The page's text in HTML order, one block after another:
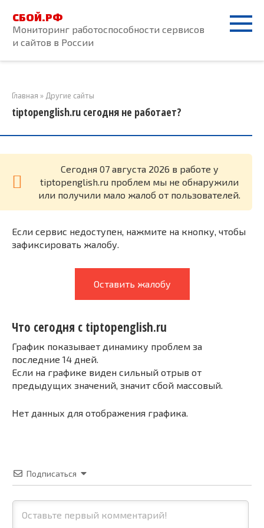
контенту
СБОЙ.РФ
Мониторинг работоспособности сервисов
и сайтов в России
Главная » Другие сайты
tiptopenglish.ru сегодня не работает?
Cегодня 07 августа 2026 в работе у
tiptopenglish.ru проблем мы не обнаружили
или получили мало жалоб от пользователей.
Если сервис недоступен, нажмите на кнопку, чтобы
зафиксировать жалобу.
Оставить жалобу
Что сегодня с tiptopenglish.ru
График показывает динамику проблем за
последние 14 дней.
Если на графике виден сильный отрыв от
предыдущих значений, значит сбой массовый.
Нет данных для отображения графика.
Подписаться